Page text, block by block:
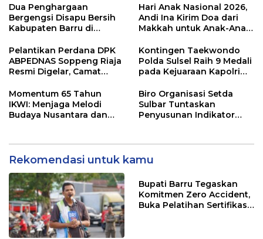
dan Kelurahan
Dua Penghargaan
Bergengsi Disapu Bersih
Kabupaten Barru di
Hari Anak Nasional 2026,
Andi Ina Kirim Doa dari
Makkah untuk Anak-Anak
Pelantikan Perdana DPK
ABPEDNAS Soppeng Riaja
Resmi Digelar, Camat
Wujudkan Desa Maju
Kontingen Taekwondo
Polda Sulsel Raih 9 Medali
pada Kejuaraan Kapolri
Momentum 65 Tahun
IKWI: Menjaga Melodi
Budaya Nusantara dan
Biro Organisasi Setda
Sulbar Tuntaskan
Penyusunan Indikator
Rekomendasi untuk kamu
Bupati Barru Tegaskan
Komitmen Zero Accident,
Buka Pelatihan Sertifikasi